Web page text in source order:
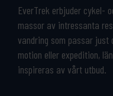
EverTrek erbjuder cykel-
massor av intressanta
vandring som passar just
motion eller expedition,
inspireras av vårt utbud.